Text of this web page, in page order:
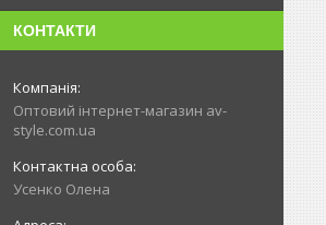
КОНТАКТИ
Оптовий інтернет-магазин av-
style.com.ua
Усенко Олена